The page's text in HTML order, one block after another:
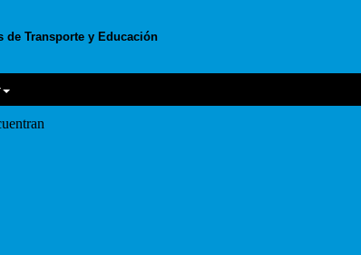
Transporte y Educación